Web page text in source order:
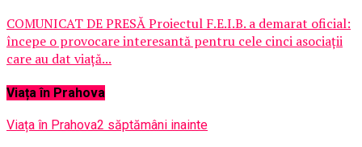
COMUNICAT DE PRESĂ Proiectul F.E.I.B. a demarat oficial:
începe o provocare interesantă pentru cele cinci asociații
care au dat viață...
Viața în Prahova
Viața în Prahova2 săptămâni inainte